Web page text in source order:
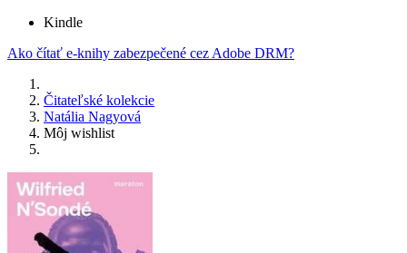
Kindle
Ako čítať e-knihy zabezpečené cez Adobe DRM?
Čitateľské kolekcie
Natália Nagyová
Môj wishlist